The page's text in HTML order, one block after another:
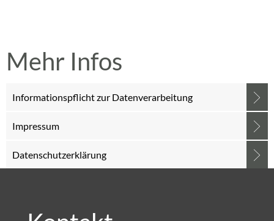
Mehr Infos
Informationspflicht zur Datenverarbeitung
Impressum
Datenschutzerklärung